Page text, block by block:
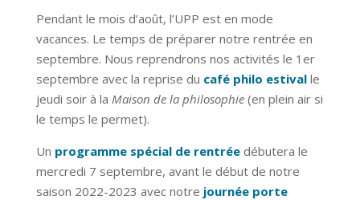
Pendant le mois d’août, l’UPP est en mode
vacances. Le temps de préparer notre rentrée en
septembre. Nous reprendrons nos activités le 1er
septembre avec la reprise du café philo estivalle
jeudi soir à la Maison de la philosophie(en plein air si
le temps le permet).
Un programme spécial de rentréedébutera le
mercredi 7 septembre, avant le début de notre
saison 2022-2023 avec notre journée porte